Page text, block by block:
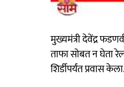
मुख्यमंत्री देवेंद्र
ताफा सोबत न घेता
शिर्डीपर्यंत प्रवास